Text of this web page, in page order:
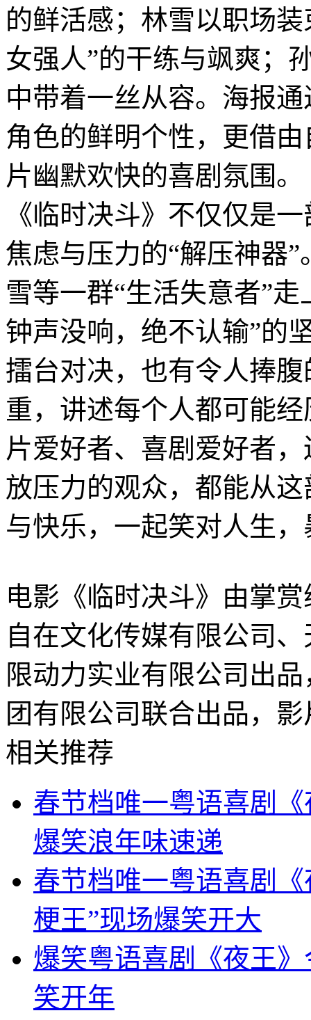
的鲜活感；林雪以职场
女强人”的干练与飒爽；
中带着一丝从容。海报
角色的鲜明个性，更借
片幽默欢快的喜剧氛围。
《临时决斗》不仅仅是
焦虑与压力的“解压神器
雪等一群“生活失意者”
钟声没响，绝不认输”的
擂台对决，也有令人捧
重，讲述每个人都可能
片爱好者、喜剧爱好者
放压力的观众，都能从
与快乐，一起笑对人生
电影《临时决斗》由掌
自在文化传媒有限公司
限动力实业有限公司出
团有限公司联合出品，
相关推荐
春节档唯一粤语喜剧
爆笑浪年味速递
春节档唯一粤语喜剧
梗王”现场爆笑开大
爆笑粤语喜剧《夜王
笑开年